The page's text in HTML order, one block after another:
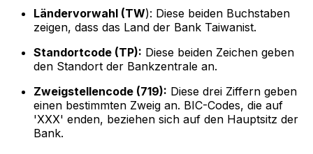
Ländervorwahl (TW): Diese beiden Buchstaben
zeigen, dass das Land der Bank Taiwanist.
Standortcode (TP): Diese beiden Zeichen geben
den Standort der Bankzentrale an.
Zweigstellencode (719): Diese drei Ziffern geben
einen bestimmten Zweig an. BIC-Codes, die auf
'XXX' enden, beziehen sich auf den Hauptsitz der
Bank.